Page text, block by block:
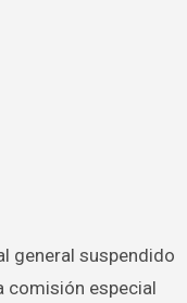
comisión especial